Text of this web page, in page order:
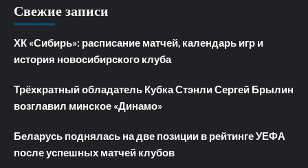
Свежие записи
ХК «Сибирь»: расписание матчей, календарь игр и
история новосибирского клуба
Трёхкратный обладатель Кубка Стэнли Сергей Брылин
возглавил минское «Динамо»
Беларусь поднялась на две позиции в рейтинге УЕФА
после успешных матчей клубов